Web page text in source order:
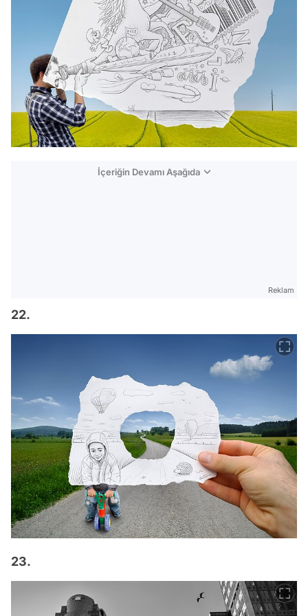
İçeriğin Devamı Aşağıda
Reklam
22.
23.